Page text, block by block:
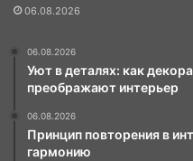
06.08.2026
06.08.2026
Уют в деталях: как
преображают интерьер
06.08.2026
Принцип повторения в
гармонию